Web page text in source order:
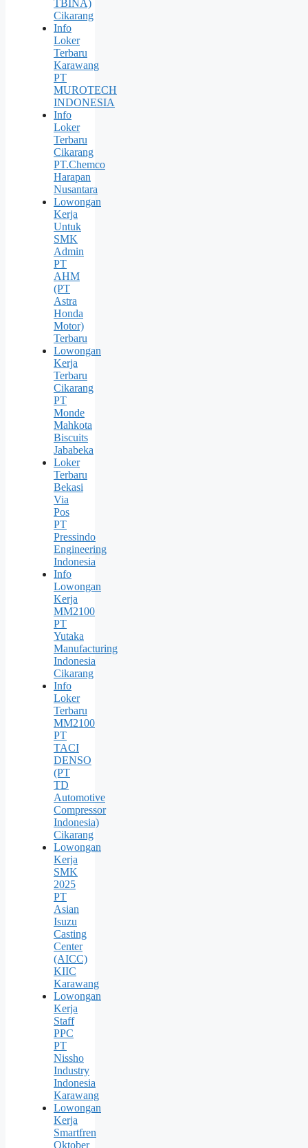
TBINA)
Cikarang
Info
Loker
Terbaru
Karawang
PT
MUROTECH
INDONESIA
Info
Loker
Terbaru
Cikarang
PT.Chemco
Harapan
Nusantara
Lowongan
Kerja
Untuk
SMK
Admin
PT
AHM
(PT
Astra
Honda
Motor)
Terbaru
Lowongan
Kerja
Terbaru
Cikarang
PT
Monde
Mahkota
Biscuits
Jababeka
Loker
Terbaru
Bekasi
Via
Pos
PT
Pressindo
Engineering
Indonesia
Info
Lowongan
Kerja
MM2100
PT
Yutaka
Manufacturing
Indonesia
Cikarang
Info
Loker
Terbaru
MM2100
PT
TACI
DENSO
(PT
TD
Automotive
Compressor
Indonesia)
Cikarang
Lowongan
Kerja
SMK
2025
PT
Asian
Isuzu
Casting
Center
(AICC)
KIIC
Karawang
Lowongan
Kerja
Staff
PPC
PT
Nissho
Industry
Indonesia
Karawang
Lowongan
Kerja
Smartfren
Oktober